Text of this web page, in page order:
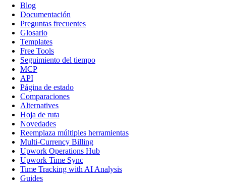
Blog
Documentación
Preguntas frecuentes
Glosario
Templates
Free Tools
Seguimiento del tiempo
MCP
API
Página de estado
Comparaciones
Alternatives
Hoja de ruta
Novedades
Reemplaza múltiples herramientas
Multi-Currency Billing
Upwork Operations Hub
Upwork Time Sync
Time Tracking with AI Analysis
Guides